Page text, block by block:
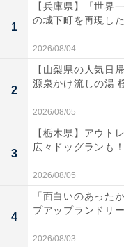
1
【兵庫県】「世界
の城下町を再現し
2026/08/04
2
【山梨県の人気日
源泉かけ流しの湯
2026/08/05
3
【栃木県】アウト
広々ドッグランも
2026/08/05
4
「面白いのあった
プアップランドリ
2026/08/03